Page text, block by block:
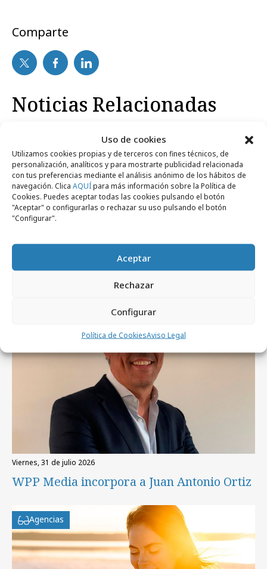
Uso de cookies
Utilizamos cookies propias y de terceros con fines técnicos, de
personalización, analíticos y para mostrarte publicidad relacionada
con tus preferencias mediante el análisis anónimo de los hábitos de
navegación. Clica AQUÍpara más información sobre la Política de
Cookies. Puedes aceptar todas las cookies pulsando el botón
"Aceptar" o configurarlas o rechazar su uso pulsando el botón
"Configurar".
Aceptar
Rechazar
Configurar
Política de CookiesAviso Legal
Comparte
Noticias Relacionadas
Agencias
lunes, 22 de septiembre 2008
Casi como la "peli" de Woody Allen
Artículos recientes
viernes, 31 de julio 2026
WPP Media incorpora a Juan Antonio Ortiz
Agencias